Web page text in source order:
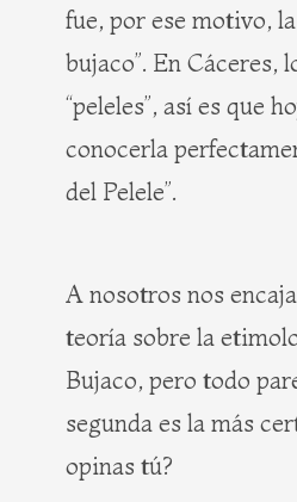
fue, por ese motivo,
bujaco”. En Cáceres,
“peleles”, así es que
conocerla
del Pelele”.
A nosotros nos
teoría sobre la
Bujaco, pero todo
segunda es la más
opinas tú?